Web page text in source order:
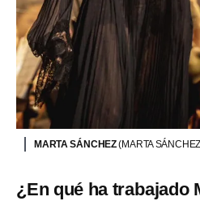
MARTA SÁNCHEZ(MARTA
¿En qué ha trabajado